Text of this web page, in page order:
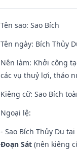
Tên sao: Sao Bích
Tên ngày: Bích Thủy
Nên làm: Khởi công
các vụ thuỷ lợi, tháo
Kiêng cữ: Sao Bích
Ngoại lệ:
- Sao Bích Thủy Du
Đoạn Sát (nên kiêng